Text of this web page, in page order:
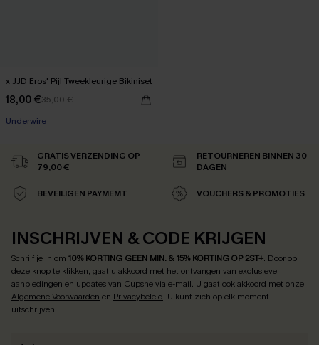
x JJD Eros' Pijl Tweekleurige Bikiniset
18,00 €35,00 €
Underwire
GRATIS VERZENDING OP
79,00 €
RETOURNEREN BINNEN 30
DAGEN
BEVEILIGEN PAYMEMT VOUCHERS & PROMOTIES
INSCHRIJVEN & CODE KRIJGEN
Schrijf je in om 10% KORTING GEEN MIN. & 15% KORTING OP 2ST+. Door op
deze knop te klikken, gaat u akkoord met het ontvangen van exclusieve
aanbiedingen en updates van Cupshe via e-mail. U gaat ook akkoord met onze
Algemene Voorwaarden en Privacybeleid. U kunt zich op elk moment
uitschrijven.